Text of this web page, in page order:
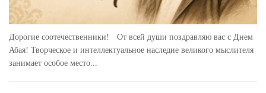
Дорогие соотечественники! От всей души поздравляю вас с Днем
Абая! Творческое и интеллектуальное наследие великого мыслителя
занимает особое место...